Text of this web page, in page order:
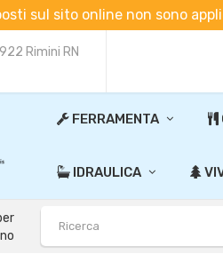
sul sito online non sono
Rimini RN
FERRAMENTA
IDRAULICA